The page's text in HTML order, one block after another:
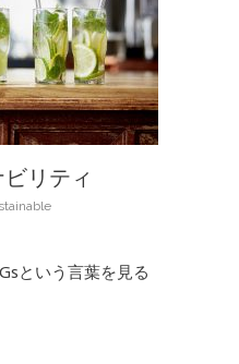
リティ
という言葉を見る